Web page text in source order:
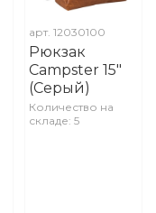
арт.12030100
Рюкзак
Campster 15"
(Серый)
Количество на
складе: 5